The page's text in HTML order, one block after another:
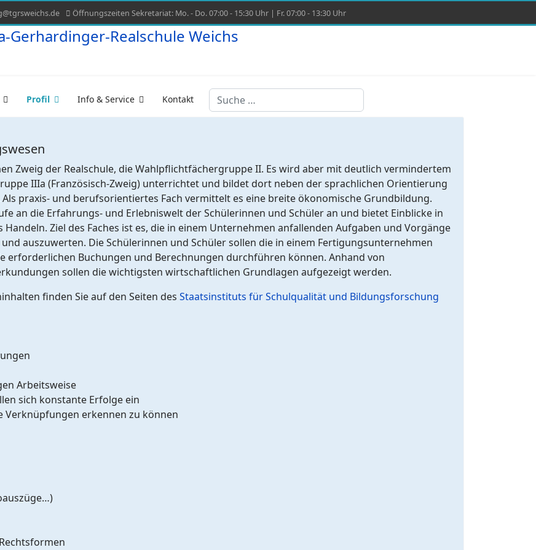
Öffnungszeiten Sekretariat: Mo. - Do. 07:00 - 15:30 Uhr | Fr. 07:00 - 13:30 Uhr
Profil Info & Service Kontakt Suchen
Zweig der Realschule, die Wahlpflichtfächergruppe II. Es wird aber mit deutlich vermindertem
IIIa (Französisch-Zweig) unterrichtet und bildet dort neben der sprachlichen Orientierung
praxis- und berufsorientiertes Fach vermittelt es eine breite ökonomische Grundbildung.
an die Erfahrungs- und Erlebniswelt der Schülerinnen und Schüler an und bietet Einblicke in
Ziel des Faches ist es, die in einem Unternehmen anfallenden Aufgaben und Vorgänge
auszuwerten. Die Schülerinnen und Schüler sollen die in einem Fertigungsunternehmen
erforderlichen Buchungen und Berechnungen durchführen können. Anhand von
sollen die wichtigsten wirtschaftlichen Grundlagen aufgezeigt werden.
finden Sie auf den Seiten des Staatsinstituts für Schulqualität und Bildungsforschung
Arbeitsweise
sich konstante Erfolge ein
Verknüpfungen erkennen zu können